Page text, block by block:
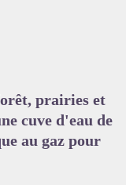
prairies et
cuve d'eau de
au gaz pour